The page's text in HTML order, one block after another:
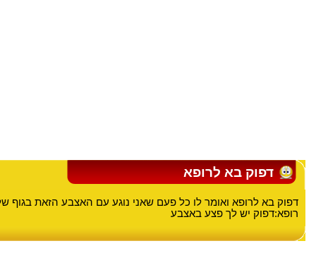
דפוק בא לרופא
דפוק בא לרופא ואומר לו כל פעם שאני נוגע עם האצבע הזאת בגוף
רופא:דפוק יש לך פצע באצבע